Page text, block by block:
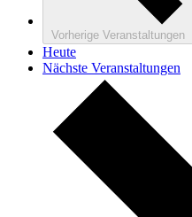
Vorherige Veranstaltungen
Heute
Nächste Veranstaltungen